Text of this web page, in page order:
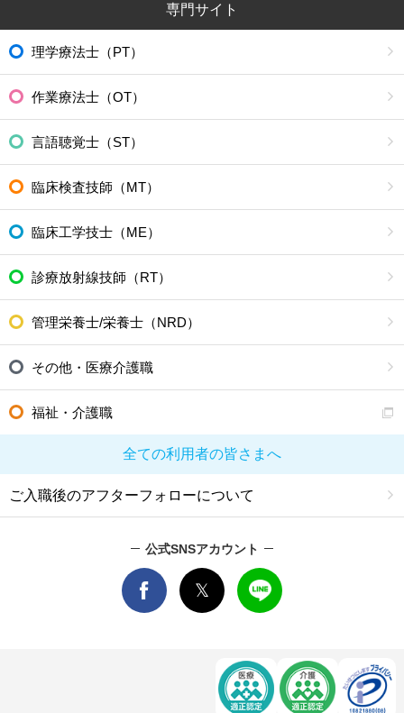
専門サイト
理学療法士（PT）
作業療法士（OT）
言語聴覚士（ST）
臨床検査技師（MT）
臨床工学技士（ME）
診療放射線技師（RT）
管理栄養士/栄養士（NRD）
その他・医療介護職
福祉・介護職
全ての利用者の皆さまへ
ご入職後のアフターフォローについて
公式SNSアカウント